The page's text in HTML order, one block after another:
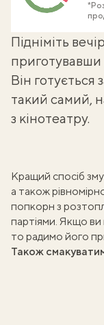
Підніміть
Він готується
такий самий,
з кінотеатру.
Кращий спосіб
а також
попкорн з
партіями. Якщо
то радимо його
Також